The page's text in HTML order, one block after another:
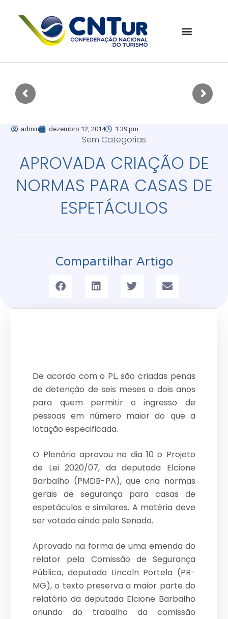
admin dezembro 12, 2014 1:39 pm
Sem Categorias
APROVADA CRIAÇÃO DE
NORMAS PARA CASAS DE
ESPETÁCULOS
Compartilhar Artigo
De acordo com o PL, são criadas penas
de detenção de seis meses a dois anos
para quem permitir o ingresso de
pessoas em número maior do que a
lotação especificada.
O Plenário aprovou no dia 10 o Projeto
de Lei 2020/07, da deputada Elcione
Barbalho (PMDB-PA), que cria normas
gerais de segurança para casas de
espetáculos e similares. A matéria deve
ser votada ainda pelo Senado.
Aprovado na forma de uma emenda do
relator pela Comissão de Segurança
Pública, deputado Lincoln Portela (PR-
MG), o texto preserva a maior parte do
relatório da deputada Elcione Barbalho
oriundo do trabalho da comissão